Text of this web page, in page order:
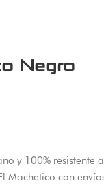
Negro
y 100% resistente
Machetico con